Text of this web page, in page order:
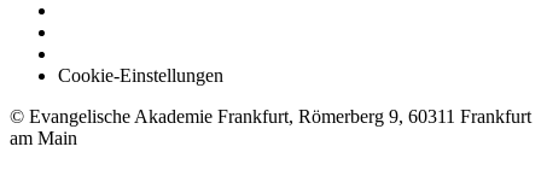
Cookie-Einstellungen
© Evangelische Akademie Frankfurt, Römerberg 9, 60311 Frankfurt
am Main